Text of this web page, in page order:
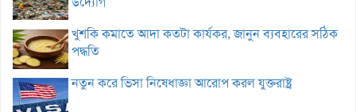
খুশকি কমাতে আদা কতটা কার্যকর, জানুন ব্যবহারের সঠিক
পদ্ধতি
নতুন করে ভিসা নিষেধাজ্ঞা আরোপ করল যুক্তরাষ্ট্র